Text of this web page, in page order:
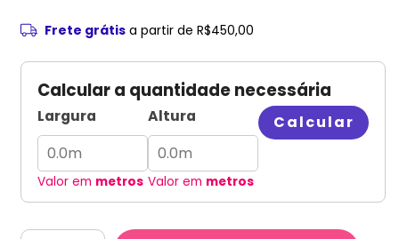
Frete grátis a partir de R$450,00
Calcular a quantidade necessária
Largura
Valor em metros
Altura
Valor em metros
Calcular